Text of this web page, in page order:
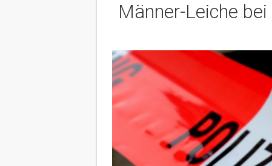
Männer-Leiche